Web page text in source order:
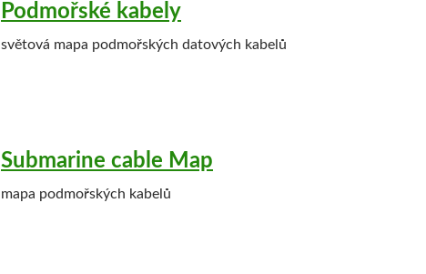
Podmořské kabely
světová mapa podmořských datových kabelů
Submarine cable Map
mapa podmořských kabelů